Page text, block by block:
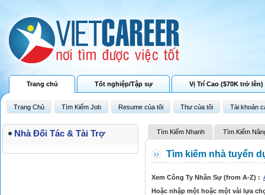
Trang chủ Tốt nghiệp/Tập sự Vị Trí Cao ($70K trở lên)
Trang Chủ Tìm Kiếm Job Resume của tôi Thư của tôi Tài khoản
Nhà Đối Tác & Tài Trợ Tìm Kiếm Nhanh Tìm Kiếm
Tìm kiếm nhà tuyển
Xem Công Ty Nhân Sự (from A-Z) :
Hoặc nhập một hoặc một vài lựa